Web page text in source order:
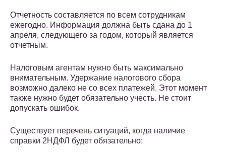
Отчетность составляется по всем сотрудникам
ежегодно. Информация должна быть сдана до 1
апреля, следующего за годом, который является
отчетным.
Налоговым агентам нужно быть максимально
внимательным. Удержание налогового сбора
возможно далеко не со всех платежей. Этот момент
также нужно будет обязательно учесть. Не стоит
допускать ошибок.
Существует перечень ситуаций, когда наличие
справки 2НДФЛ будет обязательно: